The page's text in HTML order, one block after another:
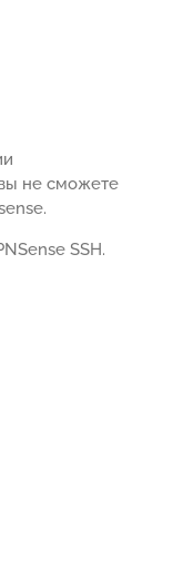
не сможете
SSH.